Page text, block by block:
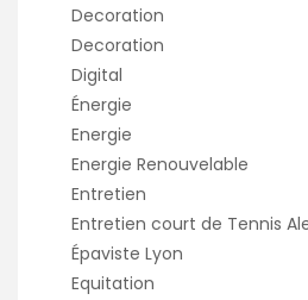
Decoration
Decoration
Digital
Énergie
Energie
Energie Renouvelable
Entretien
Entretien court de Tennis
Épaviste Lyon
Equitation